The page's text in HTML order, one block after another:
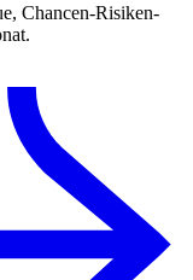
Chancen-Risiken-